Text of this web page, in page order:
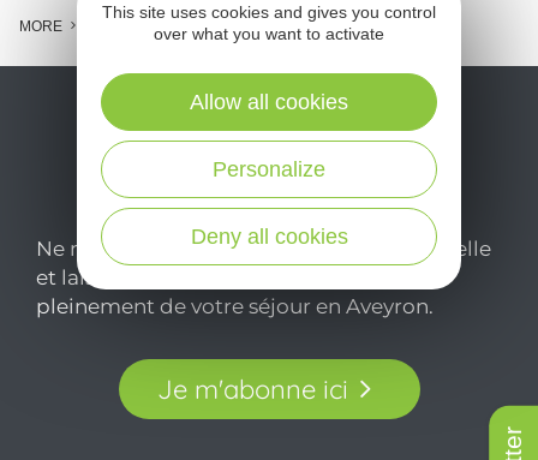
MORE
Ne manquez pas notre newsletter mensuelle
et laissez-vous inspirer pour profiter
pleinement de votre séjour en Aveyron.
Je m'abonne ici
This site uses cookies and gives you control
over what you want to activate
Deny all cookies
Personalize
Allow all cookies